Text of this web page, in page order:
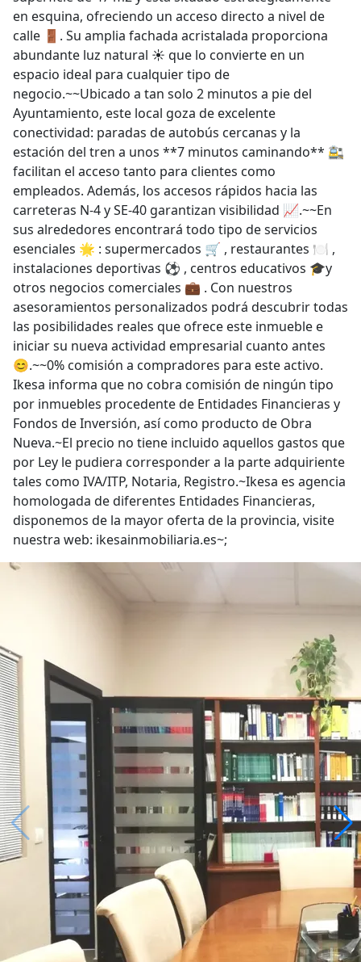
en esquina, ofreciendo un acceso directo a nivel de
calle 🚪. Su amplia fachada acristalada proporciona
abundante luz natural ☀️ que lo convierte en un
espacio ideal para cualquier tipo de
negocio.~~Ubicado a tan solo 2 minutos a pie del
Ayuntamiento, este local goza de excelente
conectividad: paradas de autobús cercanas y la
estación del tren a unos **7 minutos caminando** 🚉
facilitan el acceso tanto para clientes como
empleados. Además, los accesos rápidos hacia las
carreteras N-4 y SE-40 garantizan visibilidad 📈.~~En
sus alrededores encontrará todo tipo de servicios
esenciales 🌟 : supermercados 🛒 , restaurantes 🍽️ ,
instalaciones deportivas ⚽ , centros educativos 🎓y
otros negocios comerciales 💼 . Con nuestros
asesoramientos personalizados podrá descubrir todas
las posibilidades reales que ofrece este inmueble e
iniciar su nueva actividad empresarial cuanto antes
😊.~~0% comisión a compradores para este activo.
Ikesa informa que no cobra comisión de ningún tipo
por inmuebles procedente de Entidades Financieras y
Fondos de Inversión, así como producto de Obra
Nueva.~El precio no tiene incluido aquellos gastos que
por Ley le pudiera corresponder a la parte adquiriente
tales como IVA/ITP, Notaria, Registro.~Ikesa es agencia
homologada de diferentes Entidades Financieras,
disponemos de la mayor oferta de la provincia, visite
nuestra web: ikesainmobiliaria.es~;